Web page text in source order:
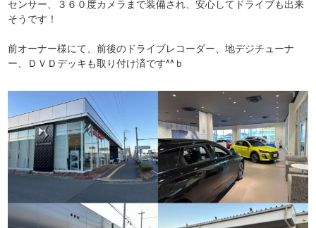
センサー、３６０度カメラまで装備され、安心してドライブも出来
そうです！
前オーナー様にて、前後のドライブレコーダー、地デジチューナ
ー、ＤＶＤデッキも取り付け済です^^ｂ